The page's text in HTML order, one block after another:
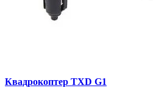
Квадрокоптер TXD G1